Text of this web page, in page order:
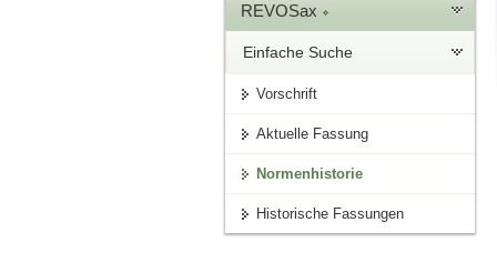
REVOSax
Einfache Suche
Vorschrift
Aktuelle Fassung
Normenhistorie
Historische Fassungen